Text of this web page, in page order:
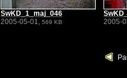
SwKD_1_maj_046
2005-05-01, 569 KB
2005-